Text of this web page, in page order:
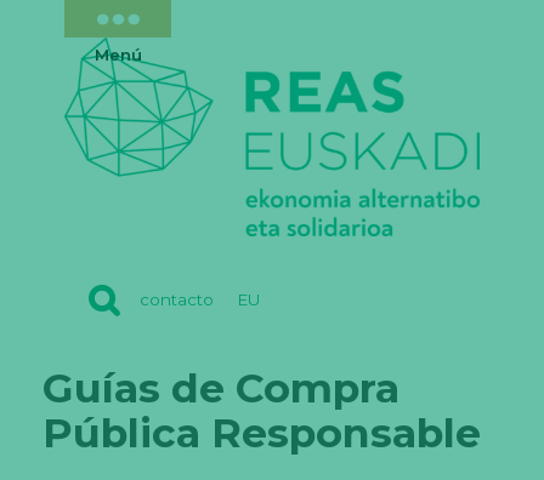
contacto EU
Menú
Guías de Compra
Pública Responsable